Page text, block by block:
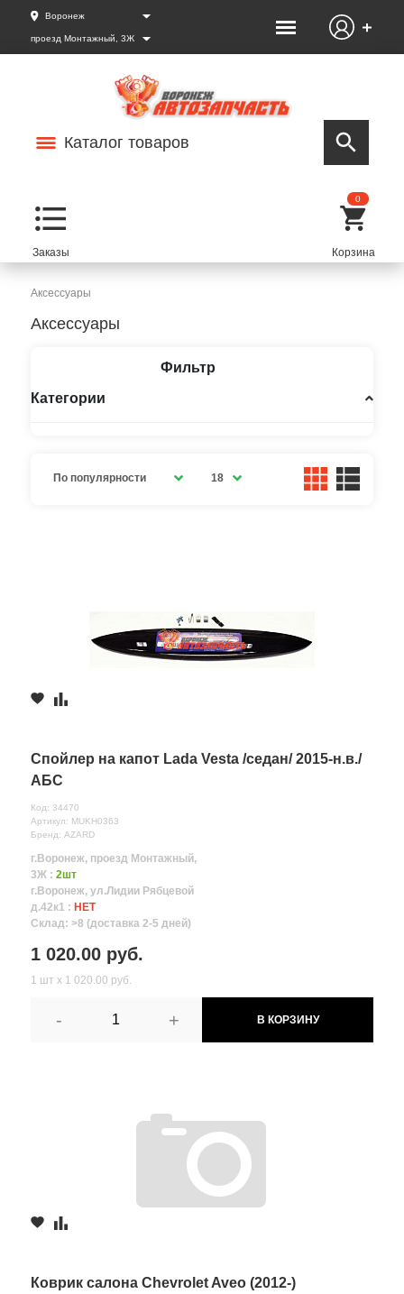
Воронеж
проезд Монтажный, 3Ж
Каталог товаров
0
Аксессуары
Аксессуары
Фильтр
Категории
По популярности 18
Спойлер на капот Lada Vesta /седан/ 2015-н.в./
АБС
Код: 34470
Артикул: MUKH0363
Бренд: AZARD
г.Воронеж, проезд Монтажный,
3Ж : 2шт
г.Воронеж, ул.Лидии Рябцевой
д.42к1 : НЕТ
Склад: >8 (доставка 2-5 дней)
1 020.00 руб.
1 шт х 1 020.00 руб.
- + В КОРЗИНУ
Коврик салона Chevrolet Aveo (2012-)